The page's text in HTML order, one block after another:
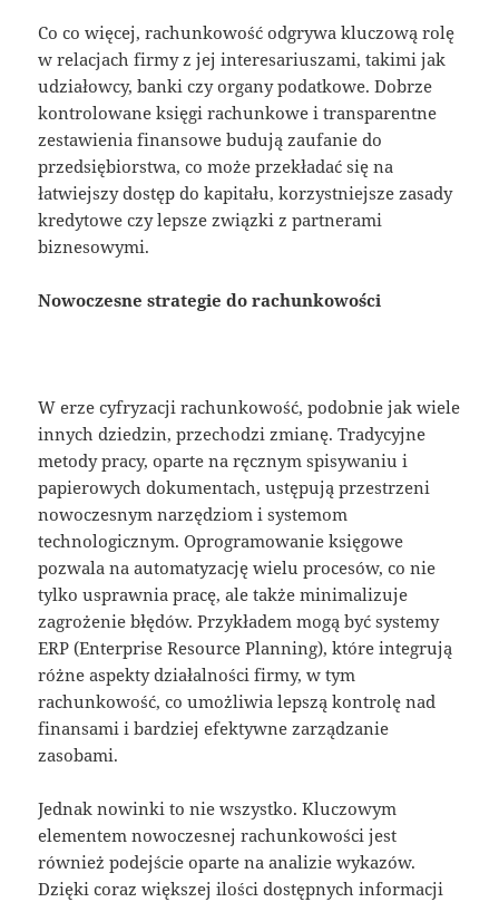
Co co więcej, rachunkowość odgrywa kluczową rolę
w relacjach firmy z jej interesariuszami, takimi jak
udziałowcy, banki czy organy podatkowe. Dobrze
kontrolowane księgi rachunkowe i transparentne
zestawienia finansowe budują zaufanie do
przedsiębiorstwa, co może przekładać się na
łatwiejszy dostęp do kapitału, korzystniejsze zasady
kredytowe czy lepsze związki z partnerami
biznesowymi.
Nowoczesne strategie do rachunkowości
W erze cyfryzacji rachunkowość, podobnie jak wiele
innych dziedzin, przechodzi zmianę. Tradycyjne
metody pracy, oparte na ręcznym spisywaniu i
papierowych dokumentach, ustępują przestrzeni
nowoczesnym narzędziom i systemom
technologicznym. Oprogramowanie księgowe
pozwala na automatyzację wielu procesów, co nie
tylko usprawnia pracę, ale także minimalizuje
zagrożenie błędów. Przykładem mogą być systemy
ERP (Enterprise Resource Planning), które integrują
różne aspekty działalności firmy, w tym
rachunkowość, co umożliwia lepszą kontrolę nad
finansami i bardziej efektywne zarządzanie
zasobami.
Jednak nowinki to nie wszystko. Kluczowym
elementem nowoczesnej rachunkowości jest
również podejście oparte na analizie wykazów.
Dzięki coraz większej ilości dostępnych informacji